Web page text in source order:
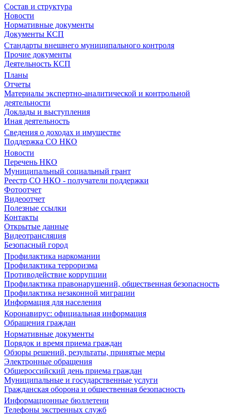
Состав и структура
Новости
Нормативные документы
Документы КСП
Стандарты внешнего муниципального контроля
Прочие документы
Деятельность КСП
Планы
Отчеты
Материалы экспертно-аналитической и контрольной
деятельности
Доклады и выступления
Иная деятельность
Сведения о доходах и имуществе
Поддержка СО НКО
Новости
Перечень НКО
Муниципальный социальный грант
Реестр СО НКО - получатели поддержки
Фотоотчет
Видеоотчет
Полезные ссылки
Контакты
Открытые данные
Видеотрансляция
Безопасный город
Профилактика наркомании
Профилактика терроризма
Противодействие коррупции
Профилактика правонарушений, общественная безопасность
Профилактика незаконной миграции
Информация для населения
Коронавирус: официальная информация
Обращения граждан
Нормативные документы
Порядок и время приема граждан
Обзоры решений, результаты, принятые меры
Электронные обращения
Общероссийский день приема граждан
Муниципальные и государственные услуги
Гражданская оборона и общественная безопасность
Информационные бюллетени
Телефоны экстренных служб